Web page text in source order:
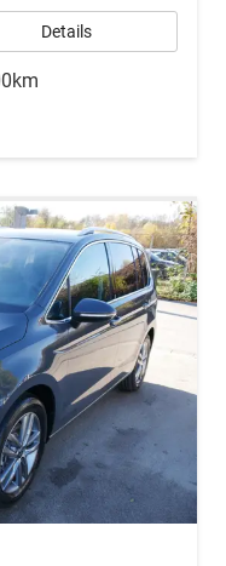
Details